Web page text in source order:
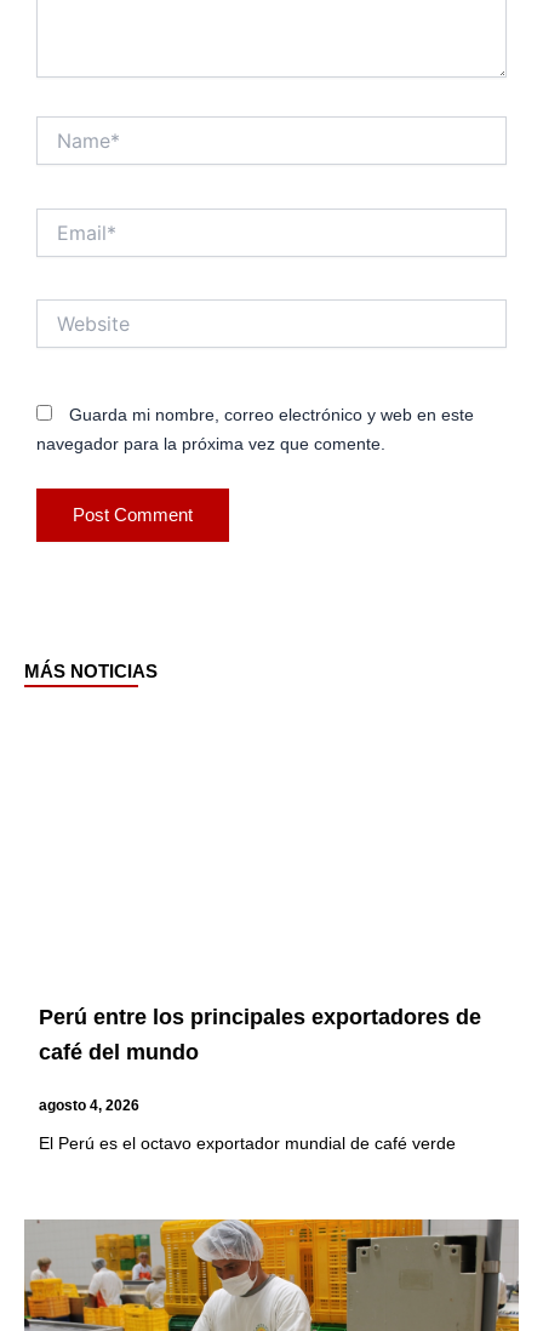
Guarda mi nombre, correo electrónico y web en este
navegador para la próxima vez que comente.
MÁS NOTICIAS
Perú entre los principales exportadores de
café del mundo
agosto 4, 2026
El Perú es el octavo exportador mundial de café verde